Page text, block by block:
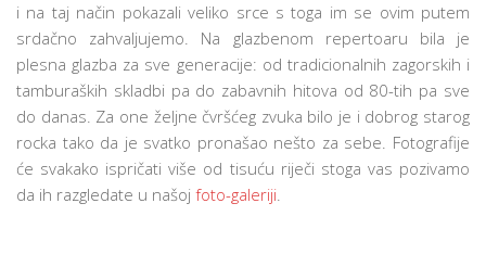
i na taj način pokazali veliko srce s toga im se ovim putem
srdačno zahvaljujemo. Na glazbenom repertoaru bila je
plesna glazba za sve generacije: od tradicionalnih zagorskih i
tamburaških skladbi pa do zabavnih hitova od 80-tih pa sve
do danas. Za one željne čvršćeg zvuka bilo je i dobrog starog
rocka tako da je svatko pronašao nešto za sebe. Fotografije
će svakako ispričati više od tisuću riječi stoga vas pozivamo
da ih razgledate u našoj foto-galeriji.